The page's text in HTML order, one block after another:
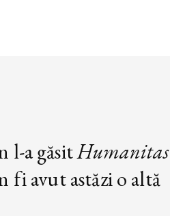
l-a găsitHumanitas
fi avut astăzi o altă